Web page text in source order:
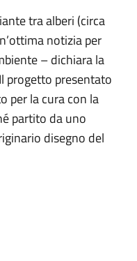
tra alberi (circa
notizia per
– dichiara la
progetto presentato
per la cura con la
partito da uno
disegno del